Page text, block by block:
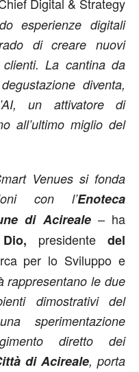
Digital & Strategy
esperienze digitali
di creare nuovi
La cantina da
diventa,
un attivatore di
all’ultimo miglio del
Venues si fonda
con l’Enoteca
di Acireale – ha
presidentedel
per lo Sviluppo e
rappresentano le due
dimostrativi del
sperimentazione
diretto dei
di Acireale, porta